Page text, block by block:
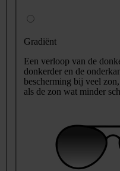
Gradiënt
Een verloop van de
donkerder en de
bescherming bij veel
als de zon wat minder